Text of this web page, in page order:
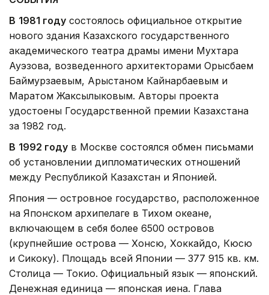
В 1981 году состоялось официальное открытие
нового здания Казахского государственного
академического театра драмы имени Мухтара
Ауэзова, возведенного архитекторами Орысбаем
Баймурзаевым, Арыстаном Кайнарбаевым и
Маратом Жаксылыковым. Авторы проекта
удостоены Государственной премии Казахстана
за 1982 год.
В 1992 году в Москве состоялся обмен письмами
об установлении дипломатических отношений
между Республикой Казахстан и Японией.
Япония — островное государство, расположенное
на Японском архипелаге в Тихом океане,
включающем в себя более 6500 островов
(крупнейшие острова — Хонсю, Хоккайдо, Кюсю
и Сикоку). Площадь всей Японии — 377 915 кв. км.
Столица — Токио. Официальный язык — японский.
Денежная единица — японская иена. Глава